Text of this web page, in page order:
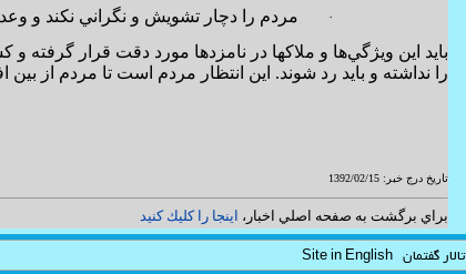
·
مردم را دچار تشويش و نگراني نكند و
بايد اين ويژگي‌ها و ملاكها در نامزدها مورد دقت قرار
را نداشته و بايد رد شوند. اين انتظار مردم است تا مردم از بين
تاريخ درج خبر: 1392/02/15
براي برگشت به صفحه اصلي اخبار، اينجا را كليك كنيد
تالار گفتمان Site in English